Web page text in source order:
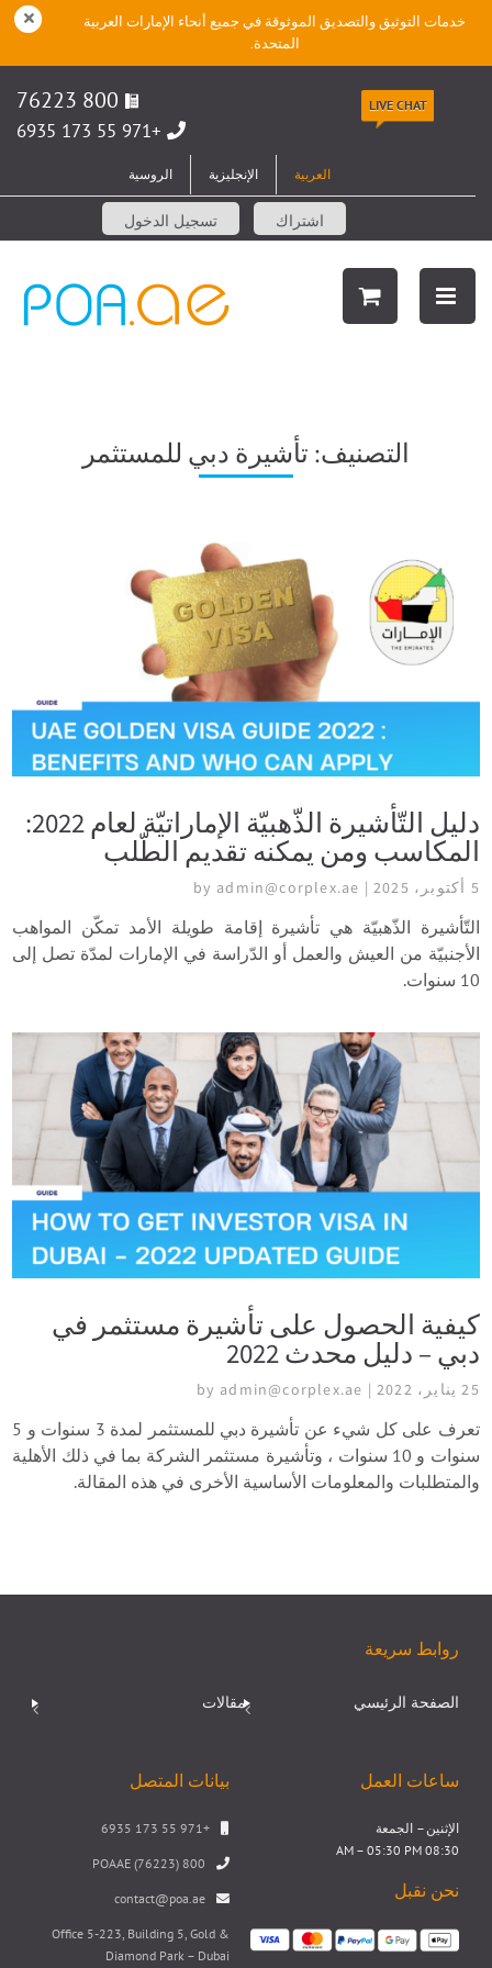
خدمات التوثيق والتصديق الموثوقة في جميع أنحاء الإمارات العربية
المتحدة.
+971 55 173 6935
LIVE CHAT
العربية الإنجليزية الروسية
اشتراك تسجيل الدخول
التصنيف: تأشيرة دبي للمستثمر
دليل التّأشيرة الذّهبيّة الإماراتيّة لعام 2022:
المكاسب ومن يمكنه تقديم الطّلب
5 أكتوبر، 2025 | by admin@corplex.ae
التّأشيرة الذّهبيّة هي تأشيرة إقامة طويلة الأمد تمكّن المواهب
الأجنبيّة من العيش والعمل أو الدّراسة في الإمارات لمدّة تصل إلى
10 سنوات.
كيفية الحصول على تأشيرة مستثمر في
دبي – دليل محدث 2022
25 يناير، 2022 | by admin@corplex.ae
تعرف على كل شيء عن تأشيرة دبي للمستثمر لمدة 3 سنوات و 5
سنوات و 10 سنوات ، وتأشيرة مستثمر الشركة بما في ذلك الأهلية
والمتطلبات والمعلومات الأساسية الأخرى في هذه المقالة.
روابط سريعة
الصفحة الرئيسي مقالات
ساعات العمل
الإثنين – الجمعة
08:30 AM – 05:30 PM
نحن نقبل
بيانات المتصل
+971 55 173 6935
800 POAAE (76223)
contact@poa.ae
Office 5-223, Building 5, Gold &
Diamond Park – Dubai